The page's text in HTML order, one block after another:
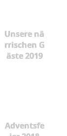
Unsere nä
rrischen G
äste 2019
Adventsfe